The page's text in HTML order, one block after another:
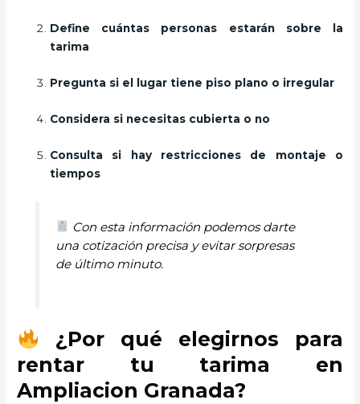
Define cuántas personas estarán sobre la
tarima
Pregunta si el lugar tiene piso plano o irregular
Considera si necesitas cubierta o no
Consulta si hay restricciones de montaje o
tiempos
Con esta información podemos darte
una cotización precisa y evitar sorpresas
de último minuto.
¿Por qué elegirnos para
rentar tu tarima en
Ampliacion Granada?